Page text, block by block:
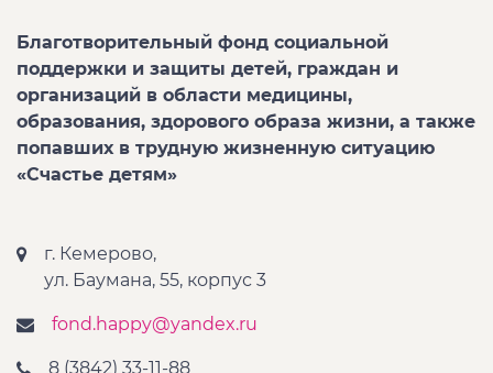
Благотворительный фонд социальной
поддержки и защиты детей, граждан и
организаций в области медицины,
образования, здорового образа жизни, а также
попавших в трудную жизненную ситуацию
«Счастье детям»
г. Кемерово,
ул. Баумана, 55, корпус 3
fond.happy@yandex.ru
8 (3842) 33-11-88